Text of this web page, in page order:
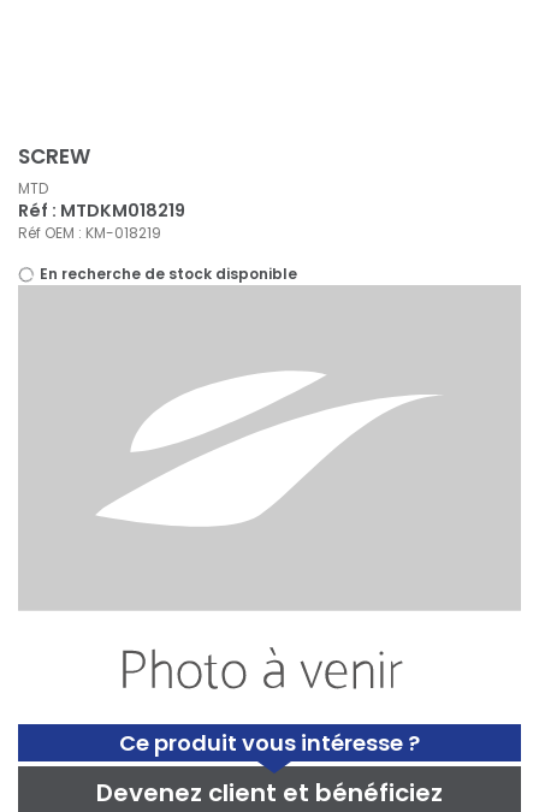
Ce produit vous intéresse ?
Devenez client et bénéficiez
SCREW
MTD
Réf : MTDKM018219
Réf OEM : KM-018219
En recherche de stock disponible